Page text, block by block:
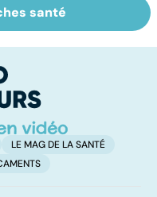
de gamètes :
et le
de
santé
LE MAG DE LA SANTÉ